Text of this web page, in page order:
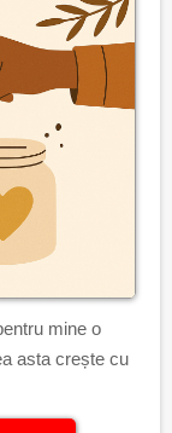
mine o
asta crește cu